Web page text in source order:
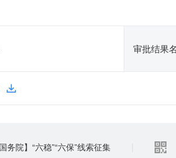
审批结果
国务院】“六稳”“六保”线索征集